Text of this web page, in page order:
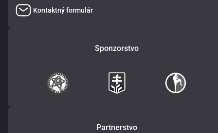
Kontaktný formulár
Sponzorstvo
Partnerstvo